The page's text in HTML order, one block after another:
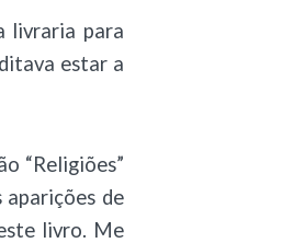
livraria para
estar a
“Religiões”
de
livro. Me